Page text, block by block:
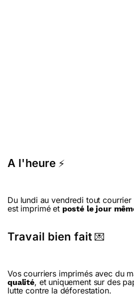
A l'heure ⚡
Du lundi au vendredi tout
est imprimé et posté le jour
Travail bien fait 💌
Vos courriers imprimés avec du
qualité, et uniquement sur des
lutte contre la déforestation.